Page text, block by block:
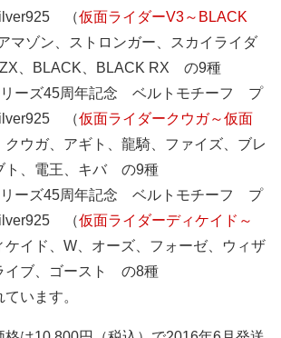
（仮面ライダーV3～BLACK
マゾン、ストロンガー、スカイライダ
、BLACK、BLACK RX の9種
リーズ45周年記念 ベルトモチーフ プ
（仮面ライダークウガ～仮面
クウガ、アギト、龍騎、ファイズ、ブレ
ト、電王、キバ の9種
リーズ45周年記念 ベルトモチーフ プ
（仮面ライダーディケイド～
ケイド、W、オーズ、フォーゼ、ウィザ
イブ、ゴースト の8種
います。